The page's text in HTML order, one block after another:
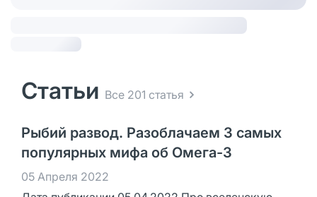
Статьи Все 201 статья
Рыбий развод. Разоблачаем 3 самых
популярных мифа об Омега-3
05 Апреля 2022